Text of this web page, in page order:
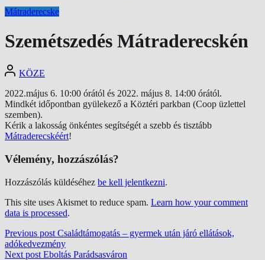
Mátraderecske
Szemétszedés Mátraderecskén
KÖZE
2022.május 6. 10:00 órától és 2022. május 8. 14:00 órától.
Mindkét időpontban gyülekező a Köztéri parkban (Coop üzlettel
szemben).
Kérik a lakosság önkéntes segítségét a szebb és tisztább
Mátraderecskéért!
Vélemény, hozzászólás?
Hozzászólás küldéséhez be kell jelentkezni.
This site uses Akismet to reduce spam. Learn how your comment
data is processed.
Previous post Családtámogatás – gyermek után járó ellátások,
adókedvezmény
Next post Eboltás Parádsasváron